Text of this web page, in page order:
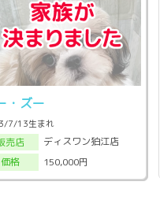
・ズー
7/13生まれ
売店
ディスワン狛江店
価格
150,000円